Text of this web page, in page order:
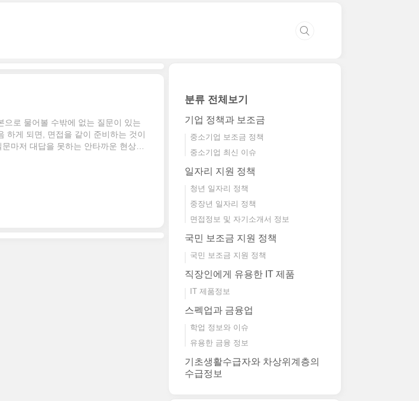
로 물어볼 수밖에 없는 질문이 있는
하게 되면, 면접을 같이 준비하는 것이
마저 대답을 못하는 안타까운 현상이
, 면접 기본 질문에 대한 답변을 생각
리해 보았습니다. 아래의 기본질문은
가든, 두 가지 이상의 면접 질문을 받
분류 전체보기
기업 정책과 보조금
중소기업 보조금 정책
중소기업 최신 이슈
일자리 지원 정책
청년 일자리 정책
중장년 일자리 정책
면접정보 및 자기소개서 정보
국민 보조금 지원 정책
국민 보조금 지원 정책
직장인에게 유용한 IT 제품
IT 제품정보
스펙업과 금융업
학업 정보와 이슈
유용한 금융 정보
기초생활수급자와 차상위계층의
수급정보